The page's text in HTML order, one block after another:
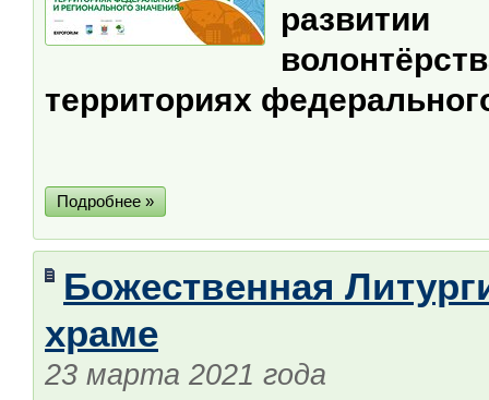
развитии
территориях
Подробнее »
Божественная
храме
23 марта 2021 года